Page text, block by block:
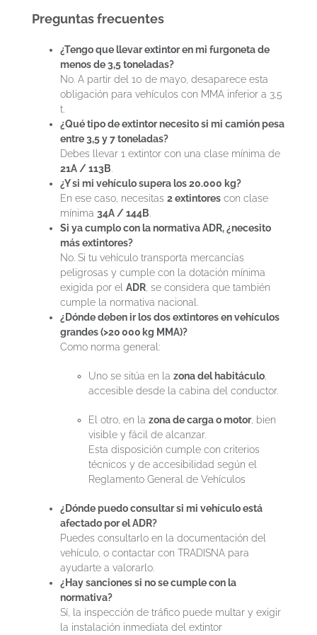
Preguntas frecuentes
¿Tengo que llevar extintor en mi furgoneta de
menos de 3,5 toneladas?
No. A partir del 10 de mayo, desaparece esta
obligación para vehículos con MMA inferior a 3,5
t.
¿Qué tipo de extintor necesito si mi camión pesa
entre 3,5 y 7 toneladas?
Debes llevar 1 extintor con una clase mínima de
21A / 113B
¿Y si mi vehículo supera los 20.000 kg?
En ese caso, necesitas 2 extintorescon clase
mínima 34A / 144B
Si ya cumplo con la normativa ADR, ¿necesito
más extintores?
No. Si tu vehículo transporta mercancías
peligrosas y cumple con la dotación mínima
exigida por el ADR, se considera que también
cumple la normativa nacional.
¿Dónde deben ir los dos extintores en vehículos
grandes (>20 000 kg MMA)?
Como norma general:
Uno se sitúa en la zona del habitáculo,
accesible desde la cabina del conductor.
El otro, en la zona de carga o motor, bien
visible y fácil de alcanzar.
Esta disposición cumple con criterios
técnicos y de accesibilidad según el
Reglamento General de Vehículos
¿Dónde puedo consultar si mi vehículo está
afectado por el ADR?
Puedes consultarlo en la documentación del
vehículo, o contactar con TRADISNA para
ayudarte a valorarlo.
¿Hay sanciones si no se cumple con la
normativa?
Sí, la inspección de tráfico puede multar y exigir
la instalación inmediata del extintor